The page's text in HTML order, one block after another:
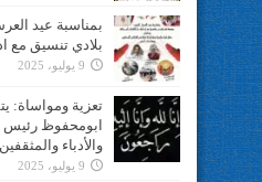
بمناسبة عيد
بلادي تنسيق مع
9 يوليو، 2025
تعزية ومواساة:
ابومحفوظ
والأدباء
9 يوليو، 2025